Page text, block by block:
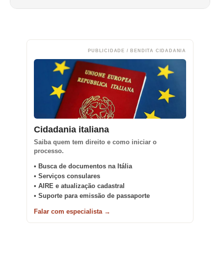
PUBLICIDADE / BENDITA CIDADANIA
Cidadania italiana
Saiba quem tem direito e como iniciar o
processo.
• Busca de documentos na Itália
• Serviços consulares
• AIRE e atualização cadastral
• Suporte para emissão de passaporte
Falar com especialista →